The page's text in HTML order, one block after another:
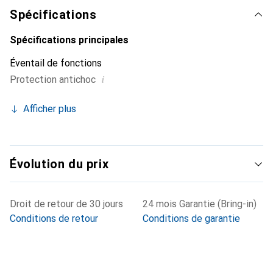
Spécifications
Spécifications principales
Éventail de fonctions
Protection antichoc i
Afficher plus
Évolution du prix
Droit de retour de 30 jours
Conditions de retour
24 mois Garantie (Bring-in)
Conditions de garantie